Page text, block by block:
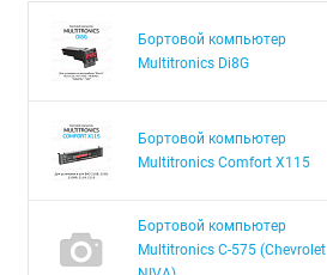
Бортовой компьютер
Multitronics Di8G
Бортовой компьютер
Multitronics Comfort X115
Бортовой компьютер
Multitronics C-575 (Chevrolet